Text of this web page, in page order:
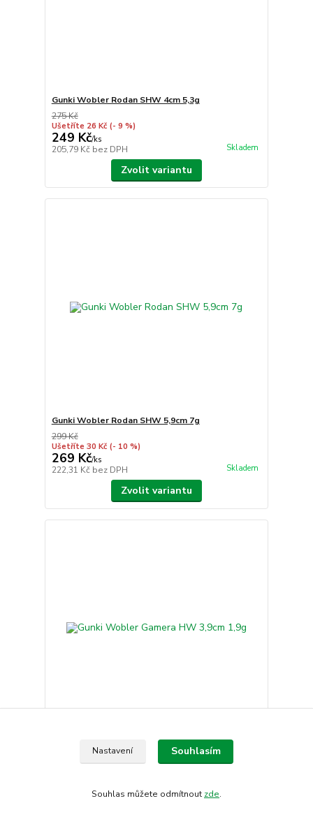
Gunki Wobler Rodan SHW 4cm 5,3g
275 Kč
Ušetříte 26 Kč (- 9 %)
249 Kč/ks
205,79 Kč bez DPH Skladem
Zvolit variantu
Gunki Wobler Rodan SHW 5,9cm 7g
299 Kč
Ušetříte 30 Kč (- 10 %)
269 Kč/ks
222,31 Kč bez DPH Skladem
Zvolit variantu
Gunki Wobler Gamera HW 3,9cm 1,9g
Zvolit variantu
Nastavení Souhlasím
Souhlas můžete odmítnout zde.